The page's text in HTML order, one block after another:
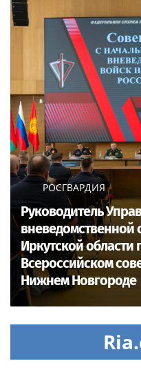
РОСГВАРДИЯ
Руководитель
вневедомственной
Иркутской области
Всероссийском
Нижнем Новгороде